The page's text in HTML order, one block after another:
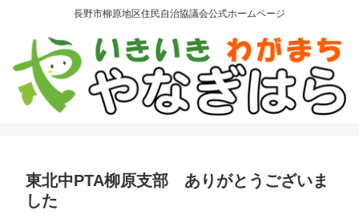
長野市柳原地区住民自治協議会公式ホームページ
東北中PTA柳原支部 ありがとうございま
した